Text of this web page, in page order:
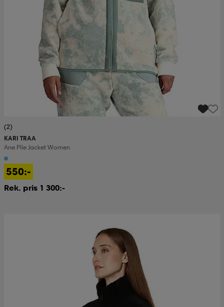
(2)
KARI TRAA
Ane Pile Jacket Women
550:-
Rek. pris 1 300:-